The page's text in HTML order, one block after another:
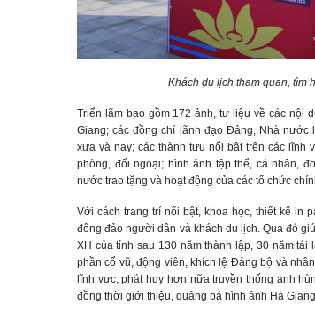
Khách du lịch tham quan, tìm
Triển lãm bao gồm 172 ảnh, tư liệu về các nội
Giang; các đồng chí lãnh đạo Đảng, Nhà nước
xưa và nay; các thành tựu nổi bật trên các lĩnh
phòng, đối ngoại; hình ảnh tập thể, cá nhân,
nước trao tặng và hoạt động của các tổ chức
Với cách trang trí nổi bật, khoa học, thiết kế in
đông đảo người dân và khách du lịch. Qua đó
XH của tỉnh sau 130 năm thành lập, 30 năm
phần cổ vũ, động viên, khích lệ Đảng bộ và
lĩnh vực, phát huy hơn nữa truyền thống anh
đồng thời giới thiệu, quảng bá hình ảnh Hà